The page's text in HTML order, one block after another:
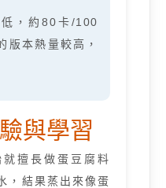
，約80卡/100
版本熱量較高，
與學習
擅長做蛋豆腐料
，結果蒸出來像蛋